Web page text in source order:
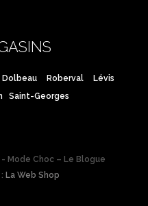
Dolbeau Roberval
Lévis
Saint-Georges
Mode Choc – Le Blogue
La Web Shop